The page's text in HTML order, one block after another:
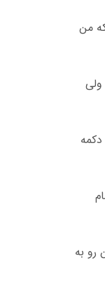
که من
ولی
گذارم این رو به